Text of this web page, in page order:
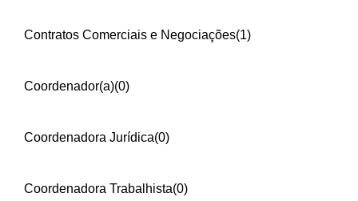
Contratos Comerciais e Negociações(1)
Coordenador(a)(0)
Coordenadora Jurídica(0)
Coordenadora Trabalhista(0)